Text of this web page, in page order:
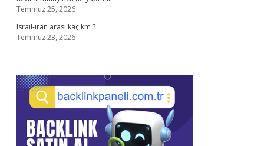
Temmuz 25, 2026
Israıl-ıran arası kaç km ?
Temmuz 23, 2026